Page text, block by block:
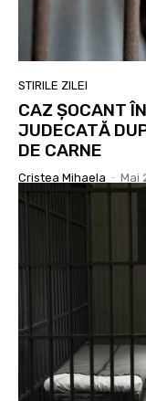
STIRILE ZILEI
CAZ ȘOCANT
JUDECATĂ
DE CARNE
Cristea Mihaela - Mai